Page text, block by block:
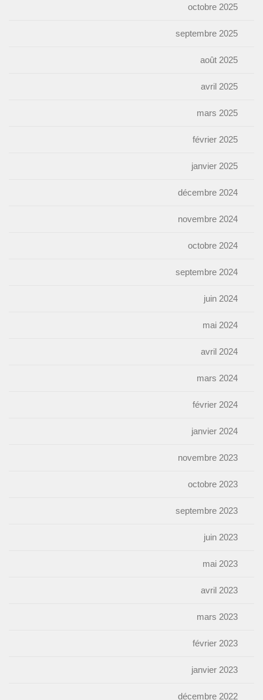
octobre 2025
septembre 2025
août 2025
avril 2025
mars 2025
février 2025
janvier 2025
décembre 2024
novembre 2024
octobre 2024
septembre 2024
juin 2024
mai 2024
avril 2024
mars 2024
février 2024
janvier 2024
novembre 2023
octobre 2023
septembre 2023
juin 2023
mai 2023
avril 2023
mars 2023
février 2023
janvier 2023
décembre 2022